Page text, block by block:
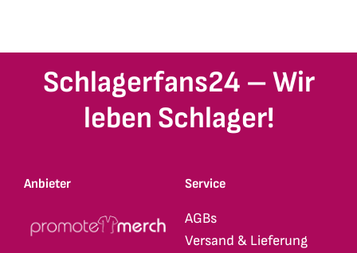
Schlagerfans24 – Wir
leben Schlager!
Anbieter Service
AGBs
Versand & Lieferung